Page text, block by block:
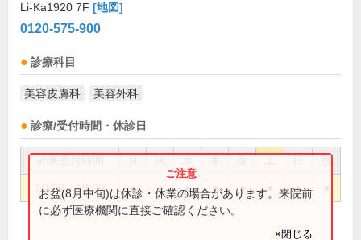
Li-Ka1920 7F [地図]
0120-575-900
診療科目
美容皮膚科 美容外科
診療/受付時間・休診日
祝
10:00～19:00 ● ● ● ● ● ●
お盆(8月中旬)は休診・休業の場合があります。来院前
に必ず医療機関に直接ご確認ください。
×閉じる